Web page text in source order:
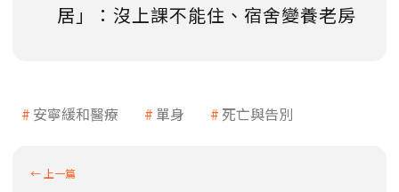
居」：沒上課不能住、宿舍變養老房
安寧緩和醫療 單身 死亡與告別